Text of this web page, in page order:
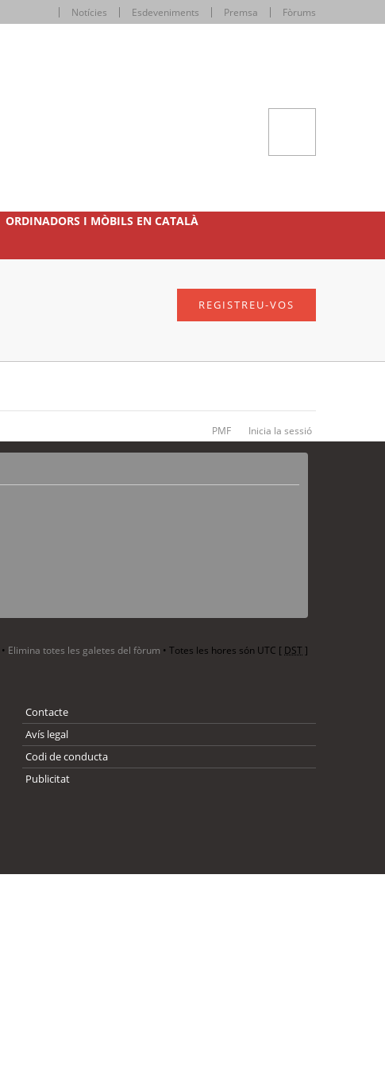
Notícies Esdeveniments Premsa Fòrums
ORDINADORS I MÒBILS EN CATALÀ
REGISTREU-VOS
PMF Inicia la sessió
• Elimina totes les galetes del fòrum • Totes les hores són UTC [ DST]
Contacte
Avís legal
Codi de conducta
Publicitat